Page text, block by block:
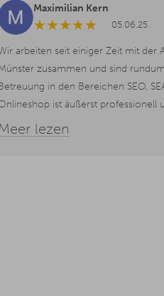
Maximilian Kern
★★★★★ 05.06.25
arbeiten seit einiger Zeit mit der
zusammen und sind
in den Bereichen SEO,
ist äußerst professionell
Team ist kompetent, engagiert und
merkt, dass hier mit
Meer lezen